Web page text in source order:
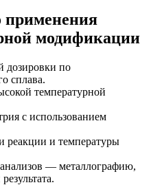
применения
модификации
дозировки по
сплава.
температурной
с использованием
реакции и температуры
— металлографию,